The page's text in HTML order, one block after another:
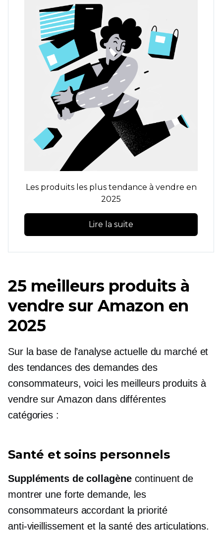
Les produits les plus tendance à vendre en
2025
Lire la suite
25 meilleurs produits à
vendre sur Amazon en
2025
Sur la base de l’analyse actuelle du marché et
des tendances des demandes des
consommateurs, voici les meilleurs produits à
vendre sur Amazon dans différentes
catégories :
Santé et soins personnels
Suppléments de collagènecontinuent de
montrer une forte demande, les
consommateurs accordant la priorité
anti-vieillissement et la santé des articulations.